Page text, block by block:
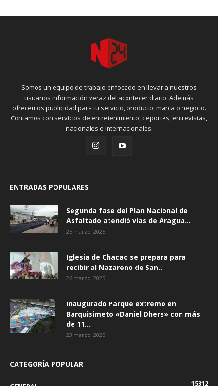
Somos un equipo de trabajo enfocado en llevar a nuestros
usuarios información veraz del acontecer diario. Además
ofrecemos publicidad para tu servicio, producto, marca o negocio.
Contamos con servicios de entretenimiento, deportes, entrevistas,
nacionales e internacionales.
ENTRADAS POPULARES
Segunda fase del Plan Nacional de
Asfaltado atendió vías de Aragua...
25 marzo, 2025
Iglesia de Chacao se prepara para
recibir al Nazareno de San...
26 marzo, 2025
Inaugurado Parque extremo en
Barquisimeto «Daniel Dhers» con más
de 11...
23 marzo, 2025
CATEGORÍA POPULAR
15312